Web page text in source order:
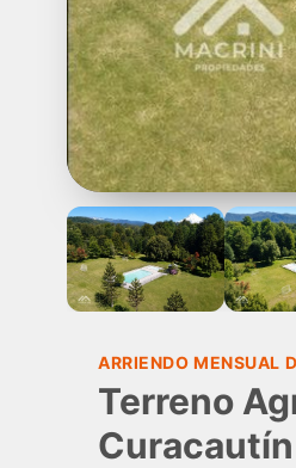
ARRIENDO MENSUAL
Terreno
Curacautín